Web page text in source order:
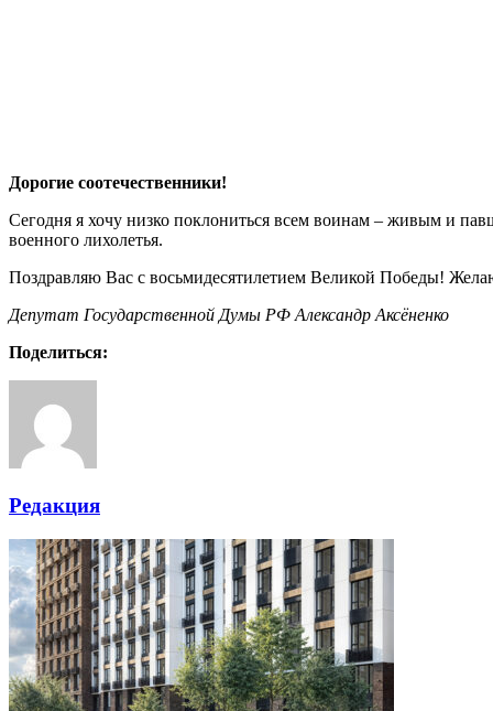
Дорогие соотечественники!
Сегодня я хочу низко поклониться всем воинам – живым и
военного лихолетья.
Поздравляю Вас с восьмидесятилетием Великой Победы!
Депутат Государственной Думы РФ Александр Аксёненко
Поделиться:
Редакция